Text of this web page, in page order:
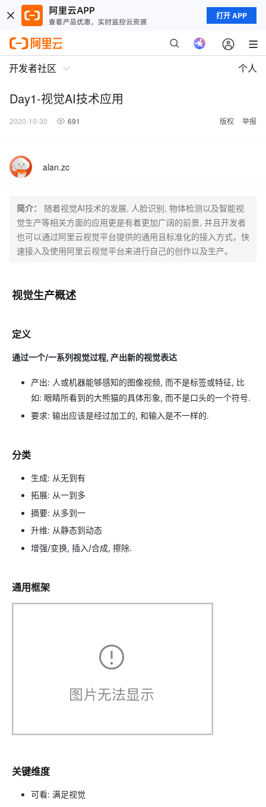
打开 APP
开发者社区 个人
Day1-视觉AI技术应用
2020-10-30 691 版权 举报
alan.zc
简介：
随着视觉AI技术的发展, 人脸识别, 物体检测以及智能视
觉生产等相关方面的应用更是有着更加广阔的前景, 并且开发者
也可以通过阿里云视觉平台提供的通用且标准化的接入方式，快
速接入及使用阿里云视觉平台来进行自己的创作以及生产。
视觉生产概述
定义
通过一个/一系列视觉过程, 产出新的视觉表达
产出: 人或机器能够感知的图像视频, 而不是标签或特征, 比
如: 眼睛所看到的大熊猫的具体形象, 而不是口头的一个符号.
要求: 输出应该是经过加工的, 和输入是不一样的.
分类
生成: 从无到有
拓展: 从一到多
摘要: 从多到一
升维: 从静态到动态
增强/变换, 插入/合成, 擦除.
通用框架
关键维度
可看: 满足视觉